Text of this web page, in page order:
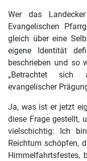
Wer das
Evangelischen
gleich über eine
eigene Identität
beschrieben und so
„Betrachtet sich
evangelischer
Ja, was ist er jetzt
diese Frage gestellt,
vielschichtig: Ich
Reichtum schöpfen,
Himmelfahrtsfestes,